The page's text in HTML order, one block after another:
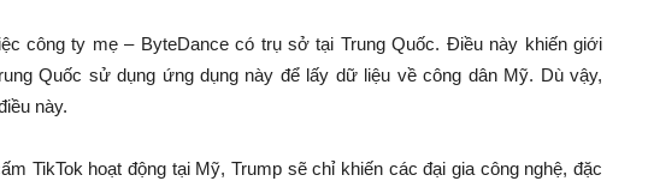
công ty mẹ – ByteDance có trụ sở tại Trung Quốc. Điều này khiến giới
Quốc sử dụng ứng dụng này để lấy dữ liệu về công dân Mỹ. Dù vậy,
này.
TikTok hoạt động tại Mỹ, Trump sẽ chỉ khiến các đại gia công nghệ, đặc